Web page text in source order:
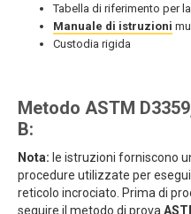
Tabella di riferimento per
Manuale di istruzioni
Custodia rigida
Metodo ASTM
B:
Nota: le istruzioni forniscono
procedure utilizzate per
reticolo incrociato. Prima di
seguire il metodo di prova